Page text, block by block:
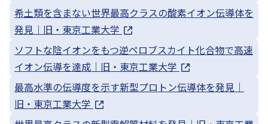
希土類を含まない世界最高クラスの酸素イオン伝導体を
発見｜旧・東京工業大学
ソフトな陰イオンをもつ逆ペロブスカイト化合物で高速
イオン伝導を達成｜旧・東京工業大学
最高水準の伝導度を示す新型プロトン伝導体を発見｜
旧・東京工業大学